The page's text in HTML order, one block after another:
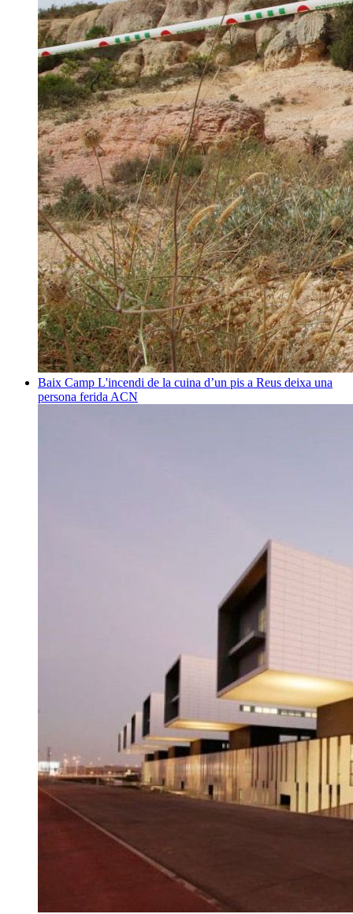
Baix Camp L'incendi de la cuina d’un pis a Reus deixa una
persona ferida ACN